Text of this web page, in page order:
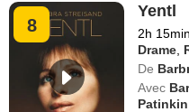
8
Yentl
2h 15min
Drame
De
Avec
Patinkin